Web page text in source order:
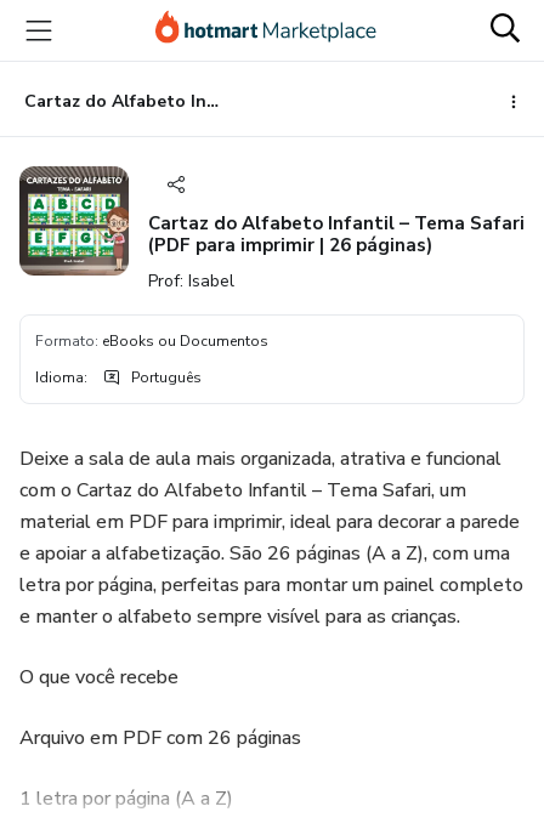
para
conteúdo
principal
para
pagamento
para
rodapé
Cartaz do Alfabeto Infantil – Tema Safari (PDF para imprimir | 26 páginas)
Cartaz do Alfabeto Infantil – Tema Safari
(PDF para imprimir | 26 páginas)
Prof: Isabel
Formato: eBooks ou Documentos
Idioma: Português
Deixe a sala de aula mais organizada, atrativa e funcional
com o Cartaz do Alfabeto Infantil – Tema Safari, um
material em PDF para imprimir, ideal para decorar a parede
e apoiar a alfabetização. São 26 páginas (A a Z), com uma
letra por página, perfeitas para montar um painel completo
e manter o alfabeto sempre visível para as crianças.
O que você recebe
Arquivo em PDF com 26 páginas
1 letra por página (A a Z)